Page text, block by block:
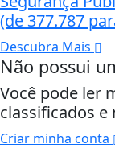
(de 377.787
Descubra Mais
Não possui
Você pode ler
classificados
Criar minha conta